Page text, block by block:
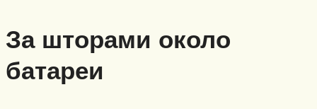
За шторами около
батареи